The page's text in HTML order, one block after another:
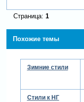
Страница: 1
Похожие темы
Зимние стили
Стили к НГ